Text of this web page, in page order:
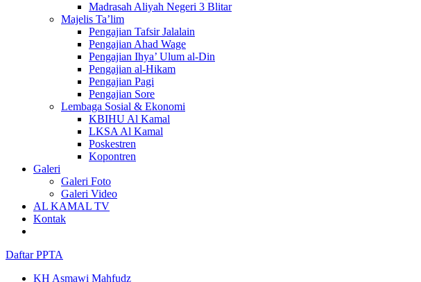
Madrasah Aliyah Negeri 3 Blitar
Majelis Ta’lim
Pengajian Tafsir Jalalain
Pengajian Ahad Wage
Pengajian Ihya’ Ulum al-Din
Pengajian al-Hikam
Pengajian Pagi
Pengajian Sore
Lembaga Sosial & Ekonomi
KBIHU Al Kamal
LKSA Al Kamal
Poskestren
Kopontren
Galeri
Galeri Foto
Galeri Video
AL KAMAL TV
Kontak
Daftar PPTA
KH Asmawi Mahfudz